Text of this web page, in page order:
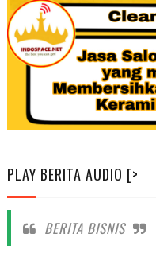
PLAY BERITA AUDIO [>
BERITA BISNIS